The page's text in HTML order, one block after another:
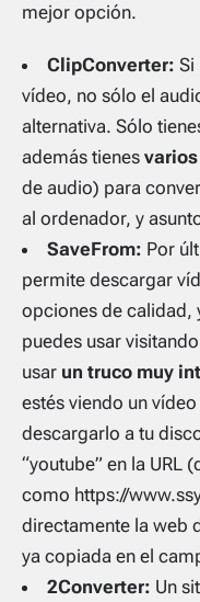
mejor opción.
ClipConverter: Si
vídeo, no sólo el
alternativa. Sólo
además tienes
de audio) para
al ordenador, y
SaveFrom: Por
permite descargar
opciones de calidad,
puedes usar
usar un truco muy
estés viendo un
descargarlo a tu
“youtube” en la URL
como https://
directamente la web
ya copiada en el
2Converter: Un